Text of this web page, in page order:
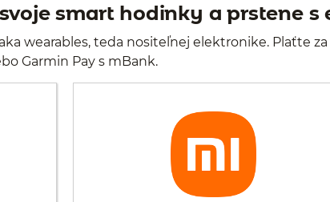
smart hodinky a prstene s
wearables, teda nositeľnej elektronike. Plaťte
Garmin Pay s mBank.